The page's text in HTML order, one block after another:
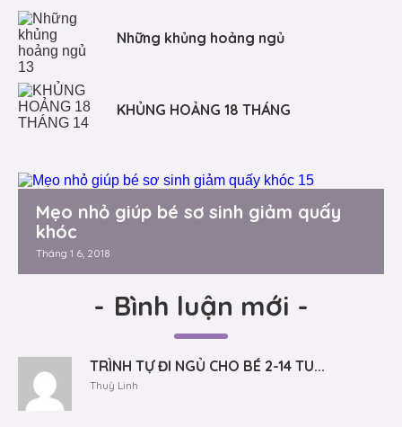
Những khủng hoảng ngủ
KHỦNG HOẢNG 18 THÁNG
Mẹo nhỏ giúp bé sơ sinh giảm quấy
khóc
Tháng 1 6, 2018
- Bình luận mới -
TRÌNH TỰ ĐI NGỦ CHO BÉ 2-14 TU...
Thuỳ Linh